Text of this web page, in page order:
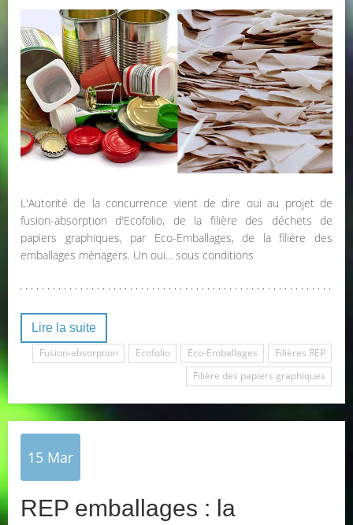
L'Autorité de la concurrence vient de dire oui au projet de
fusion-absorption d'Ecofolio, de la filière des déchets de
papiers graphiques, par Eco-Emballages, de la filière des
emballages ménagers. Un oui... sous conditions
Lire la suite
Fusion-absorption
Ecofolio Eco-Emballages
Filières REP
Filière des papiers graphiques
15 Mar
REP emballages : la